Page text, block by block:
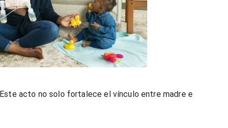
acto no solo fortalece el vínculo entre madre e